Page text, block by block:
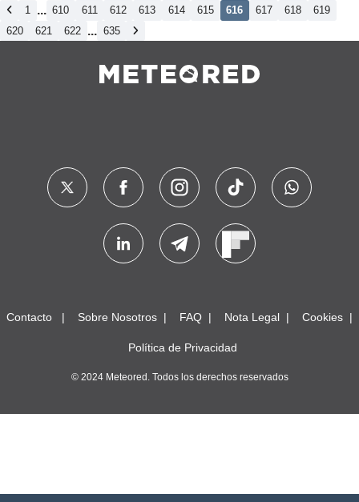
1 ... 610 611 612 613 614 615 616 617 618
619
620
621 622 ... 635
Contacto Sobre Nosotros FAQ Nota Legal Cookies
Política de Privacidad
© 2024 Meteored. Todos los derechos reservados